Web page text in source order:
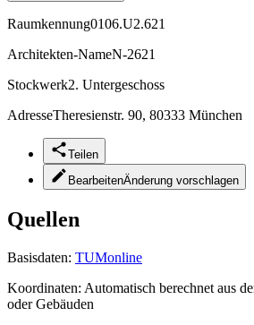
Raumkennung0106.U2.621
Architekten-NameN-2621
Stockwerk2. Untergeschoss
AdresseTheresienstr. 90, 80333 München
Teilen
BearbeitenÄnderung vorschlagen
Quellen
Basisdaten: TUMonline
Koordinaten: Automatisch berechnet aus
oder Gebäuden